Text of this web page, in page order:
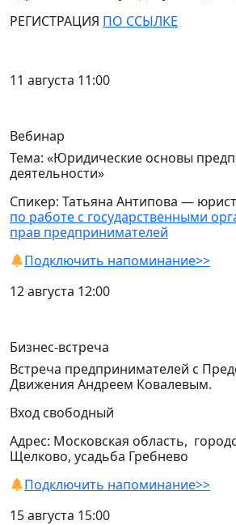
РЕГИСТРАЦИЯ ПО ССЫЛКЕ
11 августа 11:00
Вебинар
Тема: «Юридические основы
деятельности»
Спикер: Татьяна Антипова —
по работе с государственными
прав предпринимателей
Подключить напоминание>>
12 августа 12:00
Бизнес-встреча
Встреча предпринимателей с
Движения Андреем Ковалевым.
Вход свободный
Адрес: Московская область,
Щелково, усадьба Гребнево
Подключить напоминание>>
15 августа 15:00